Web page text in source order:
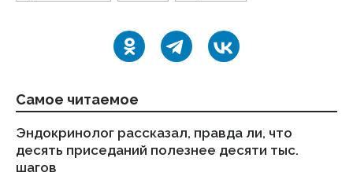
Самое читаемое
Эндокринолог рассказал, правда ли, что
десять приседаний полезнее десяти тыс.
шагов